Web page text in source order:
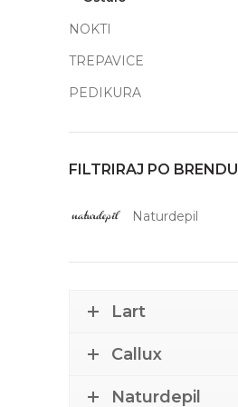
NOKTI
TREPAVICE
PEDIKURA
FILTRIRAJ PO BRENDU
Naturdepil
Lart
Callux
Naturdepil